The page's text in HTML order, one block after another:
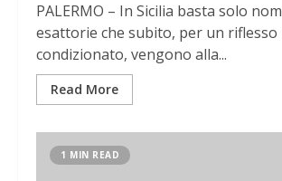
PALERMO – In Sicilia basta solo
esattorie che subito, per un riflesso
condizionato, vengono alla...
Read More
1 MIN READ